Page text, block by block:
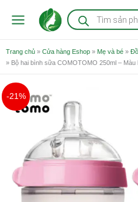
Tìm
kiếm
sản
Trang chủ » Cửa hàng Eshop » Mẹ và bé »
» Bộ hai bình sữa COMOTOMO 250ml – Màu
-21%
gốc
là:
825.000 ₫.